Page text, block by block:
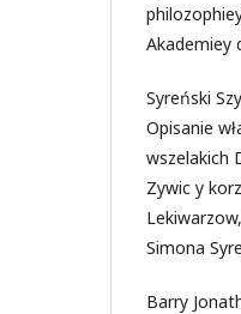
Akademiey
Syreński
Opisanie
wszelakich
Zywic y
Simona
Barry